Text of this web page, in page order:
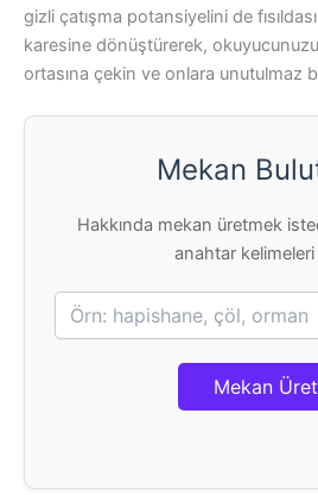
gizli çatışma potansiyelini de
karesine dönüştürerek,
ortasına çekin ve onlara unutulmaz
Mekan
Hakkında mekan üretmek
anahtar
Mekan Üret